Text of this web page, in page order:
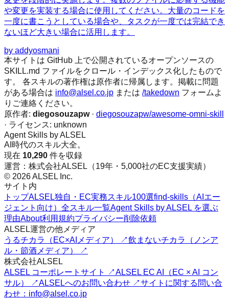
や変更を実装する場合に使用してください。大量のコードを
一度に書こうとしている場合や、タスクが一度では完結でき
ないほど大きい場合に活用します。
by addyosmani
本サイトは GitHub 上で公開されているオープンソースの
SKILL.md ファイルをクロール・インデックス化したもので
す。 各スキルの著作権は原作者に帰属します。掲載に問題
がある場合は info@alsel.co.jp または /takedown フォームよ
りご連絡ください。
原作者: diegosouzapw· diegosouzapw/awesome-omni-skill
· ライセンス: unknown
Agent Skills by ALSEL
AI時代のスキル大全。
現在 10,290 件を収録
運営：株式会社ALSEL（19年・5,000社のEC支援実績）
© 2026 ALSEL Inc.
サイト内
トップALSEL独自・EC実務スキル100選find-skills（AIエー
ジェント向け） 全スキル一覧Agent Skills by ALSEL を選ぶ
理由About利用規約プライバシー削除依頼
ALSEL運営の他メディア
うるチカラ（EC×AIメディア） ↗飲まないチカラ（ノンア
ル・節酒メディア） ↗
株式会社ALSEL
ALSEL コーポレートサイト ↗ALSEL EC AI（EC × AI コン
サル） ↗ALSELへのお問い合わせ ↗サイトに関する問い合
わせ：info@alsel.co.jp